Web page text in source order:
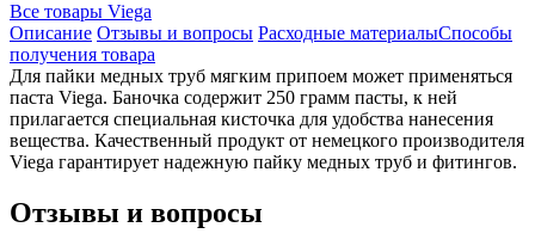
Все товары Viega
Описание Отзывы и вопросы Расходные материалыСпособы
получения товара
Для пайки медных труб мягким припоем может применяться
паста Viega. Баночка содержит 250 грамм пасты, к ней
прилагается специальная кисточка для удобства нанесения
вещества. Качественный продукт от немецкого производителя
Viega гарантирует надежную пайку медных труб и фитингов.
Отзывы и вопросы